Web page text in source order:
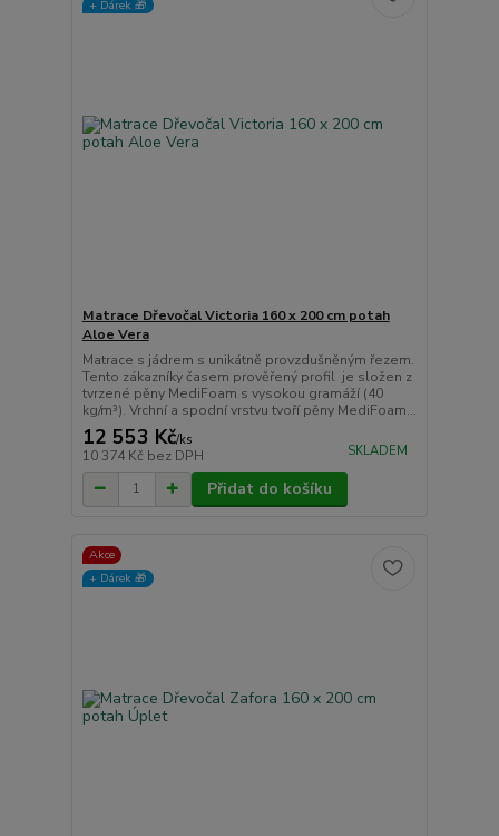
+ Dárek️ 🎁
Matrace Dřevočal Victoria 160 x 200 cm potah
Aloe Vera
Matrace s jádrem s unikátně provzdušněným řezem.
Tento zákazníky časem prověřený profil je složen z
tvrzené pěny MediFoam s vysokou gramáží (40
kg/m³). Vrchní a spodní vrstvu tvoří pěny MediFoam...
12 553 Kč/ks
10 374 Kč bez DPH SKLADEM
Přidat do košíku
Akce
+ Dárek️ 🎁